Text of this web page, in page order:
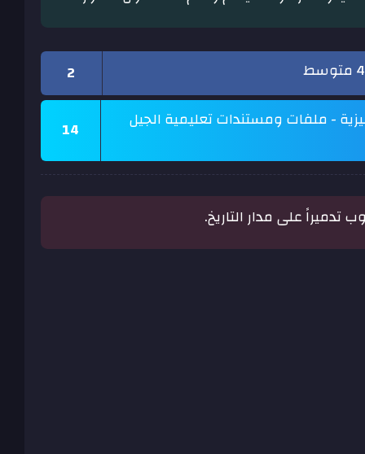
2
- ملفات ومستندات تعليمية الجيل
14
تدميراً على مدار التاريخ.